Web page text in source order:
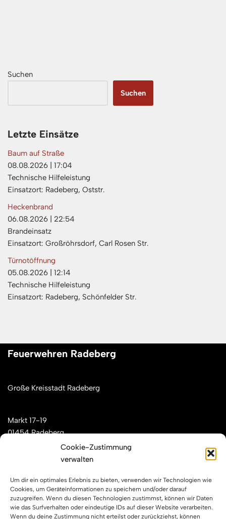
Cookie-Zustimmung
verwalten
Um dir ein optimales Erlebnis zu bieten, verwenden wir Technologien wie
Cookies, um Geräteinformationen zu speichern und/oder darauf
zuzugreifen. Wenn du diesen Technologien zustimmst, können wir Daten
wie das Surfverhalten oder eindeutige IDs auf dieser Website verarbeiten.
Wenn du deine Zustimmung nicht erteilst oder zurückziehst, können
Suchen
Suchen
Letzte Einsätze
Baum auf Straße
08.08.2026
17:04
Technische Hilfeleistung
Einsatzort: Radeberg, Oststr.
Heckenbrand
06.08.2026
22:54
Brandeinsatz
Einsatzort: Großröhrsdorf, Carl Rosen Str.
Türnotöffnung
05.08.2026
12:14
Technische Hilfeleistung
Einsatzort: Radeberg, Schönfelder Str.
Feuerwehren Radeberg
Große Kreisstadt Radeberg
Markt 17-19
01454 Radeberg
Mail: kontakt[at]feuerwehren-radeberg.de
Feuerwehren Radeberg im Internet